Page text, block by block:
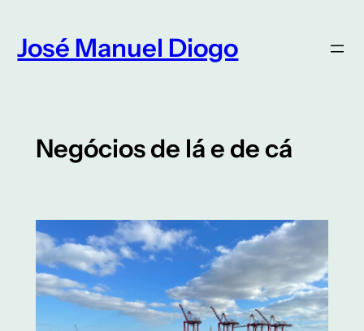
para
José Manuel Diogo
Negócios de lá e de cá